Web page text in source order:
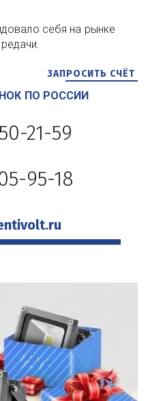
себя на рынке
ЗАПРОСИТЬ СЧЁТ
ПО РОССИИ
21-59
95-18